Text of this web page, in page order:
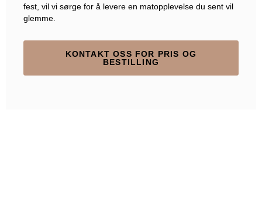
fest, vil vi sørge for å levere en matopplevelse du sent vil
glemme.
KONTAKT OSS FOR PRIS OG
BESTILLING